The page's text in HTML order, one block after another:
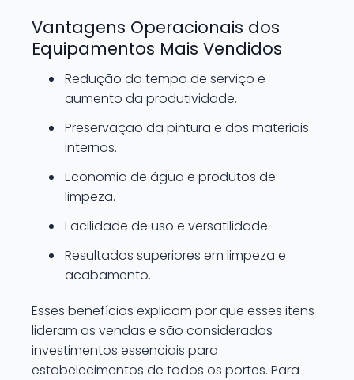
Vantagens Operacionais dos
Equipamentos Mais Vendidos
Redução do tempo de serviço e
aumento da produtividade.
Preservação da pintura e dos materiais
internos.
Economia de água e produtos de
limpeza.
Facilidade de uso e versatilidade.
Resultados superiores em limpeza e
acabamento.
Esses benefícios explicam por que esses itens
lideram as vendas e são considerados
investimentos essenciais para
estabelecimentos de todos os portes. Para